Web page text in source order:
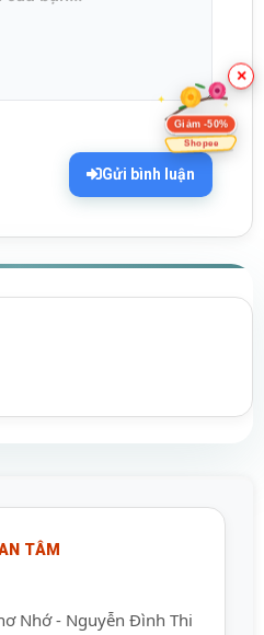
Gửi bình luận
TÂM
Nhớ - Nguyễn Đình Thi
×
Giảm -50%
Shopee